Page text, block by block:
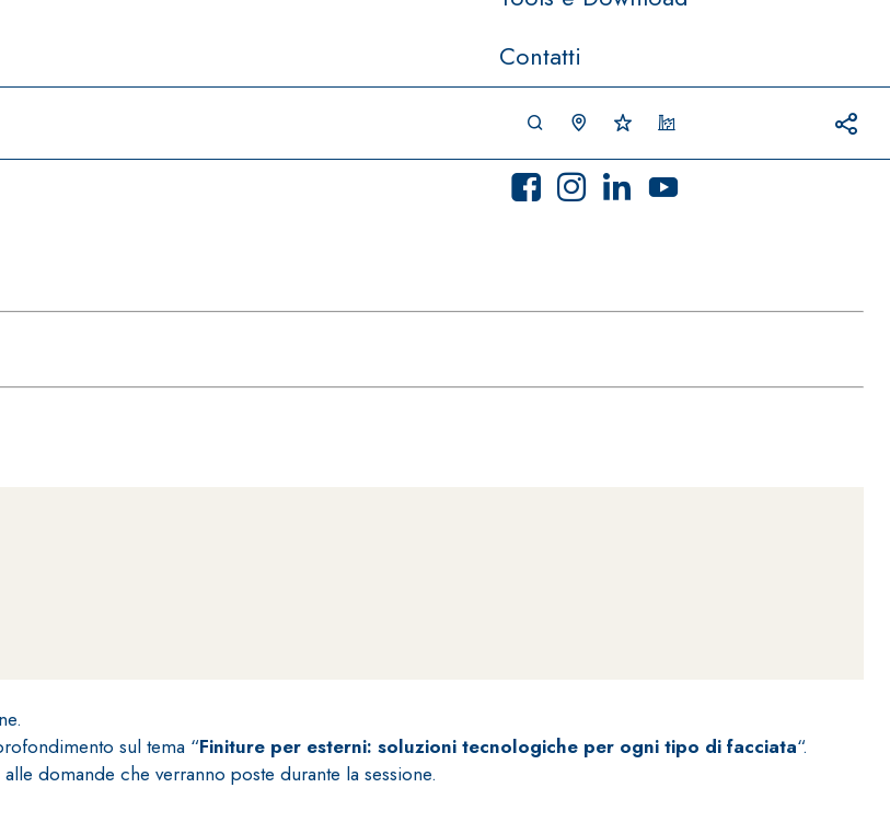
Contatti
sul tema “Finiture per esterni: soluzioni tecnologiche per ogni tipo di facciata“.
domande che verranno poste durante la sessione.
Idropittura decorativa ultra opaca ad elevata qualità per interni